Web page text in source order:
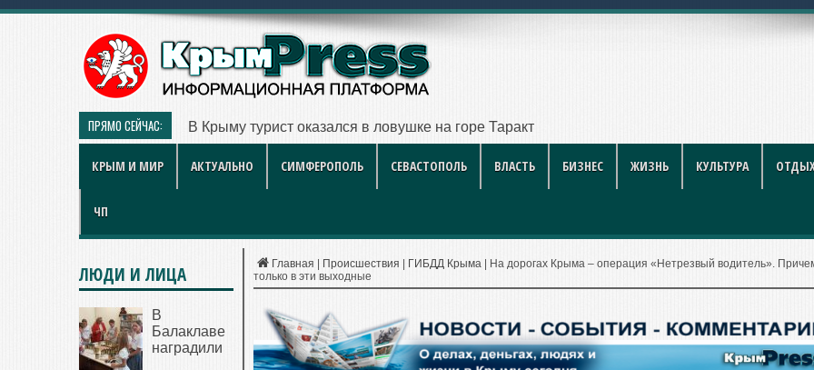
ПРЯМО СЕЙЧАС: В Крыму турист оказался в ловушке на горе Таракташ
КРЫМ И МИР АКТУАЛЬНО СИМФЕРОПОЛЬ СЕВАСТОПОЛЬ ВЛАСТЬ БИЗНЕС ЖИЗНЬ КУЛЬТУРА
ЧП
Главная Происшествия ГИБДД Крыма
На дорогах Крыма – операция «Нетрезвый водитель».
только в эти выходные
ЛЮДИ И ЛИЦА
В
Балаклаве
наградили